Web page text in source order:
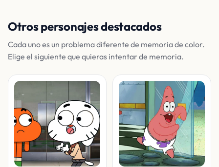
Otros personajes destacados
Cada uno es un problema diferente de memoria de color.
Elige el siguiente que quieras intentar de memoria.